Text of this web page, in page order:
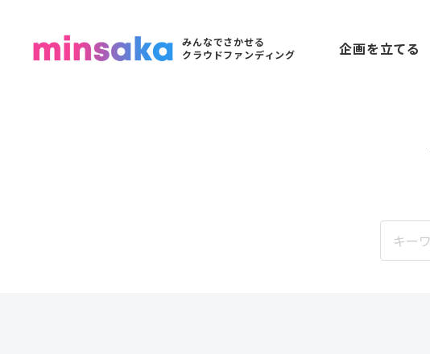
みんなでさかせる
クラウドファンディング
企画を立てる